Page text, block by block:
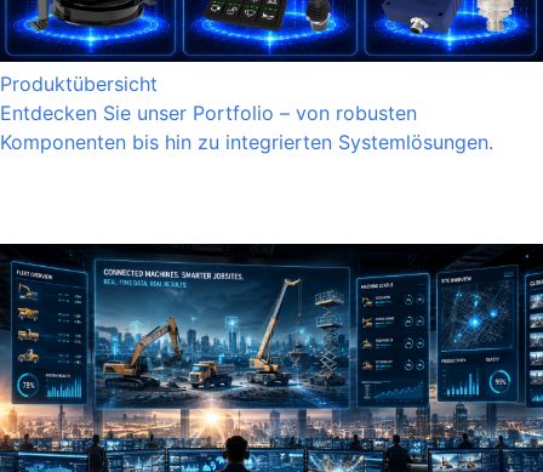
Produktübersicht
Entdecken Sie unser Portfolio – von robusten
Komponenten bis hin zu integrierten Systemlösungen.